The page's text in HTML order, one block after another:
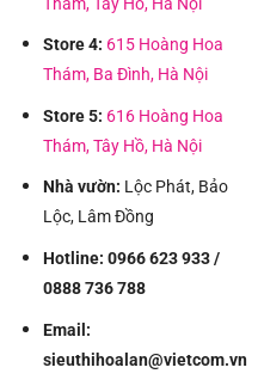
Store 4: 615 Hoàng Hoa
Thám, Ba Đình, Hà Nội
Store 5: 616 Hoàng Hoa
Thám, Tây Hồ, Hà Nội
Nhà vườn: Lộc Phát, Bảo
Lộc, Lâm Đồng
Hotline: 0966 623 933 /
0888 736 788
Email:
sieuthihoalan@vietcom.vn